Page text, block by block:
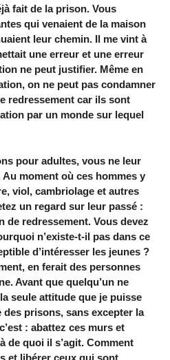
fait de la prison. Vous
qui venaient de la maison
leur chemin. Il me vint à
une erreur et une erreur
ne peut justifier. Même en
on ne peut pas condamner
redressement car ils sont
par un monde sur lequel
pour adultes, vous ne leur
moment où ces hommes y
viol, cambriolage et autres
un regard sur leur passé :
de redressement. Vous devez
n’existe-t-il pas dans ce
d’intéresser les jeunes ?
en ferait des personnes
Avant que quelqu’un ne
seule attitude que je puisse
des prisons, sans excepter la
: abattez ces murs et
de quoi il s’agit. Comment
et libérer ceux qui sont